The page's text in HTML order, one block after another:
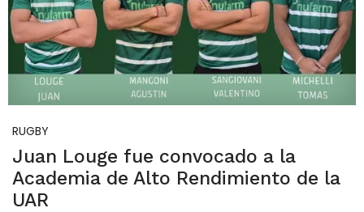
RUGBY
Juan Louge fue convocado a la
Academia de Alto Rendimiento de la
UAR